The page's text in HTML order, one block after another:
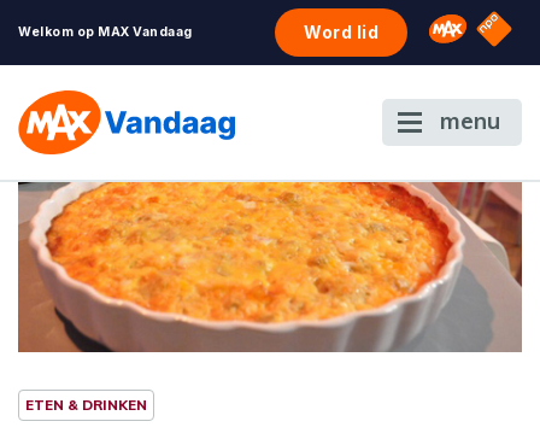
Welkom op MAX Vandaag Word lid Omroep
NPO
menu
ETEN & DRINKEN